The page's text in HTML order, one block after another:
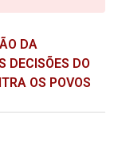
DA
DECISÕES DO
OS POVOS